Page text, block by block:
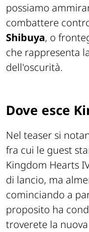
possiamo
combattere
Shibuya, o
che rappresenta
dell'oscurità.
Dove esce
Nel teaser si
fra cui le guest
Kingdom Hearts
di lancio, ma
cominciando a
proposito ha
troverete la